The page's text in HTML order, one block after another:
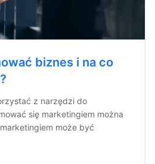
biznes i na co
z narzędzi do
się marketingiem można
może być